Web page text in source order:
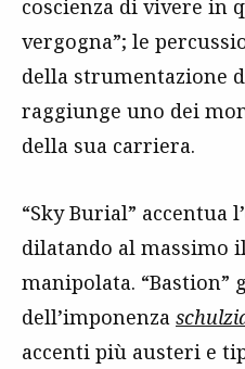
coscienza di vivere in
vergogna”; le
della strumentazione
raggiunge uno dei
della sua carriera.
“Sky Burial” accentua
dilatando al massimo
manipolata. “Bastion”
dell’imponenza
accenti più austeri e